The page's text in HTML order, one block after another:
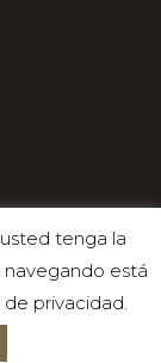
tenga la
navegando está
privacidad.